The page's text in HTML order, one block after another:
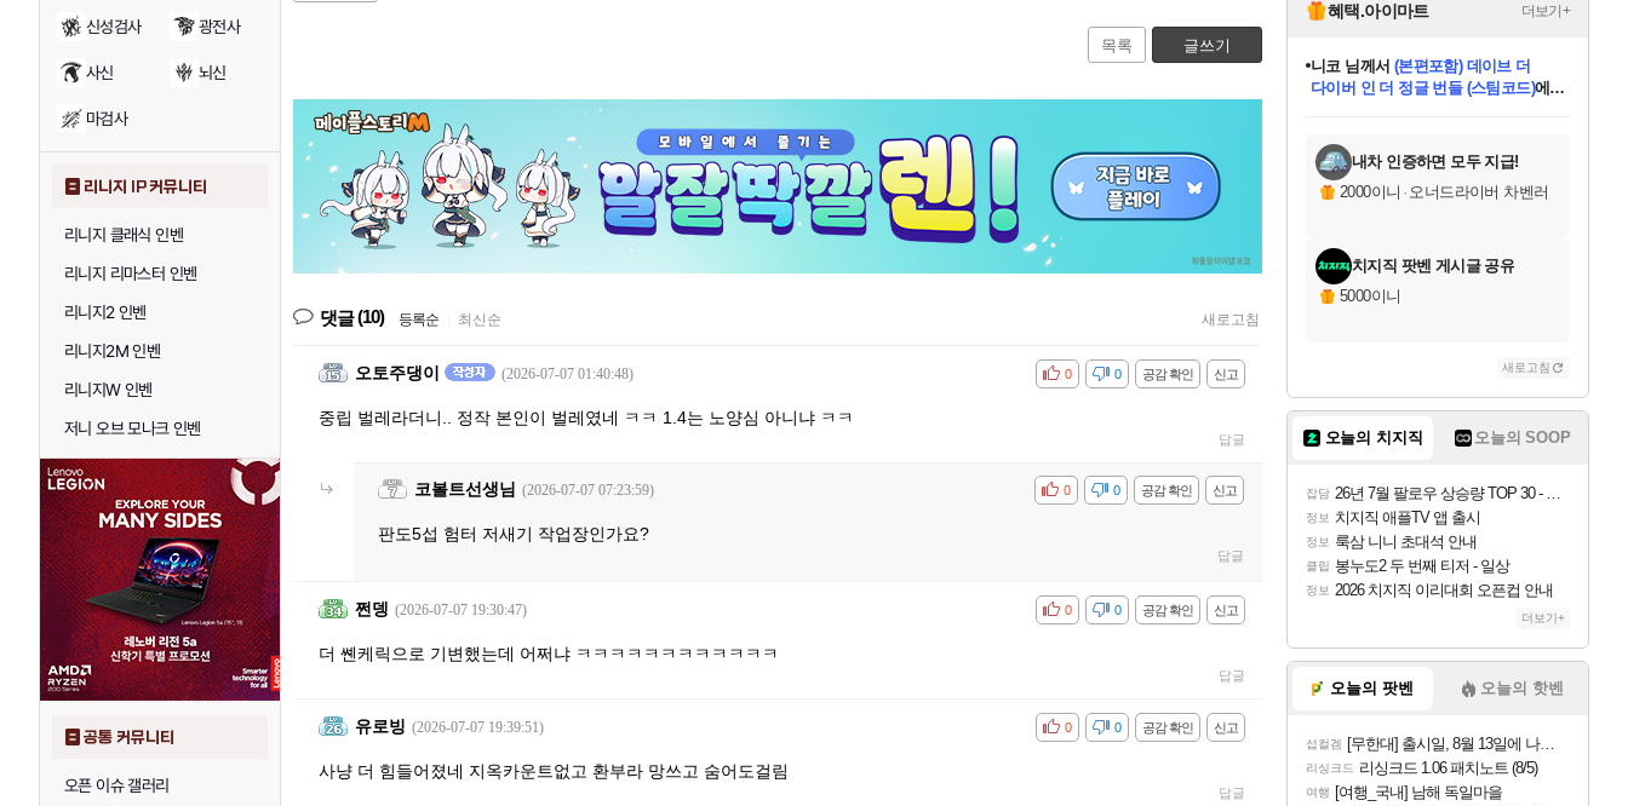
신성검사 광전사
사신 뇌신
마검사
리니지 IP 커뮤니티
리니지 클래식 인벤
리니지 리마스터 인벤
리니지2 인벤
리니지2M 인벤
리니지W 인벤
저니 오브 모나크 인벤
공통 커뮤니티
오픈 이슈 갤러리
목록 글쓰기
댓글(10) 등록순 최신순 새로고침
오토주댕이 (2026-07-07 01:40:48) 신고
공감 확인
비공감 0
0
중립 벌레라더니.. 정작 본인이 벌레였네 ㅋㅋ 1.4는 노양심 아니냐 ㅋㅋ
답글
코볼트선생님 (2026-07-07 07:23:59) 신고
공감 확인
비공감 0
0
판도5섭 험터 저새기 작업장인가요?
답글
쩐뎅 (2026-07-07 19:30:47) 신고
공감 확인
비공감 0
0
더 쏀케릭으로 기변했는데 어쩌냐 ㅋㅋㅋㅋㅋㅋㅋㅋㅋㅋㅋㅋ
답글
유로빙 (2026-07-07 19:39:51) 신고
공감 확인
비공감 0
0
사냥 더 힘들어졌네 지옥카운트없고 환부라 망쓰고 숨어도걸림
답글
혜택.아이마트 더보기+
교환.
당첨되셨습니다.
니코님께서 (본편포함) 데이브 더
다이버 인 더 정글 번들 (스팀코드)에
당첨되셨습니다.
당첨되셨습니다.
당첨되셨습니다.
당첨되셨습니다.
당첨되셨습니다.
에디션 (스팀코드)를 교환.
당첨되셨습니다.
내차 인증하면 모두 지급!
2000이니 · 오너드라이버 차벤러
치지직 팟벤 게시글 공유
5000이니
새로고침
오늘의 치지직 오늘의 SOOP
잡담 26년 7월 팔로우 상승량 TOP 30 - 월간 치지직
정보 치지직 애플TV 앱 출시
정보 룩삼 니니 초대석 안내
클립 봉누도2 두 번째 티저 - 일상
정보 2026 치지직 이리대회 오픈컵 안내
더보기+
오늘의 팟벤 오늘의 핫벤
섭컬겜 [무한대] 출시일, 8월 13일에 나오나
리싱크드 리싱크드 1.06 패치노트 (8/5)
여행 [여행_국내] 남해 독일마을